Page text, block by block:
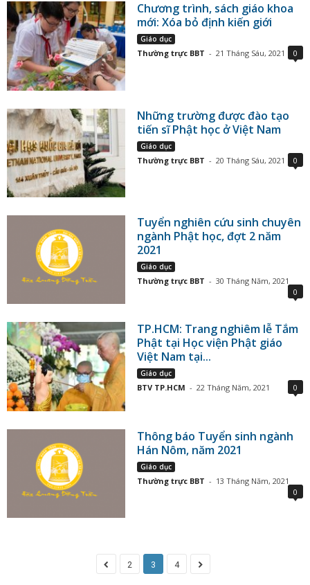
Chương trình, sách giáo khoa
mới: Xóa bỏ định kiến giới
Giáo dục
Thường trực BBT - 21 Tháng Sáu, 2021 0
Những trường được đào tạo
tiến sĩ Phật học ở Việt Nam
Giáo dục
Thường trực BBT - 20 Tháng Sáu, 2021 0
Tuyển nghiên cứu sinh chuyên
ngành Phật học, đợt 2 năm
2021
Giáo dục
Thường trực BBT - 30 Tháng Năm, 2021
0
TP.HCM: Trang nghiêm lễ Tắm
Phật tại Học viện Phật giáo
Việt Nam tại...
Giáo dục
BTV TP.HCM - 22 Tháng Năm, 2021 0
Thông báo Tuyển sinh ngành
Hán Nôm, năm 2021
Giáo dục
Thường trực BBT - 13 Tháng Năm, 2021
0
2 3 4